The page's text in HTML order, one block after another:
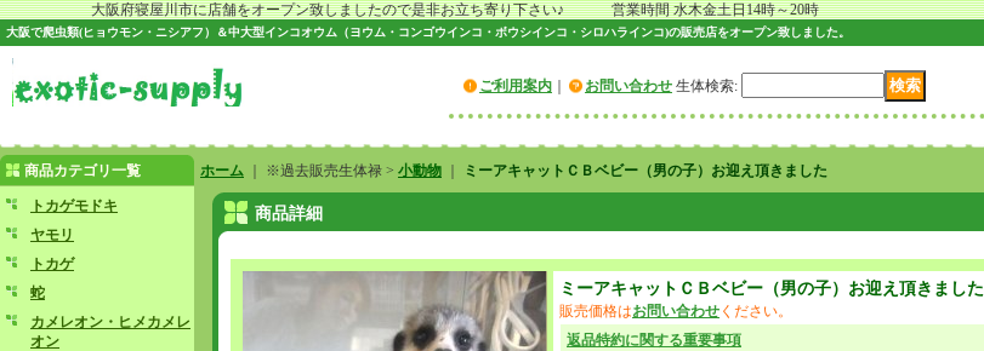
大阪府寝屋川市に店舗をオープン致しましたので是非お立ち寄り下さい♪ 営業時間 水木金土日14時～20時
大阪で爬虫類(ヒョウモン・ニシアフ）＆中大型インコオウム（ヨウム・コンゴウインコ・ボウシインコ・シロハラインコ)の販売店をオープン致しました。
ご利用案内 お問い合わせ 生体検索:
商品カテゴリ一覧
トカゲモドキ
ヤモリ
トカゲ
蛇
カメレオン・ヒメカメレ
オン
ホーム ｜ ※過去販売生体禄 > 小動物 ミーアキャットＣＢベビー（男の子）お迎え頂きました
商品詳細
ミーアキャットＣＢベビー（男の子）お迎え頂きました
販売価格はお問い合わせ ください。
返品特約に関する重要事項